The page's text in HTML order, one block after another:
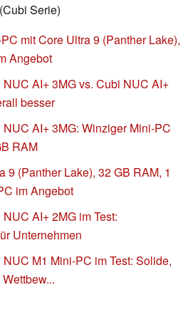
Serie)
mit Core Ultra 9 (Panther Lake),
Angebot
NUC AI+ 3MG vs. Cubi NUC AI+
besser
NUC AI+ 3MG: Winziger Mini-PC
RAM
9 (Panther Lake), 32 GB RAM, 1
im Angebot
AI+ 2MG im Test:
Unternehmen
NUC M1 Mini-PC im Test: Solide,